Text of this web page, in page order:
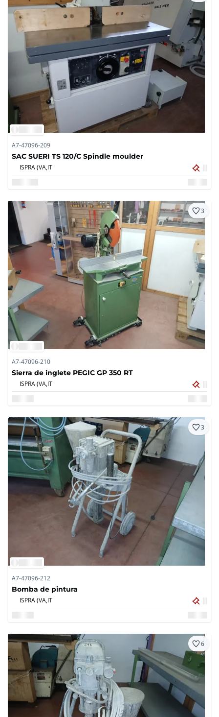
A7-47096-209
SAC SUERI TS 120/C Spindle moulder
ISPRA (VA,IT
3
A7-47096-210
Sierra de inglete PEGIC GP 350 RT
ISPRA (VA,IT
3
A7-47096-212
Bomba de pintura
ISPRA (VA,IT
6